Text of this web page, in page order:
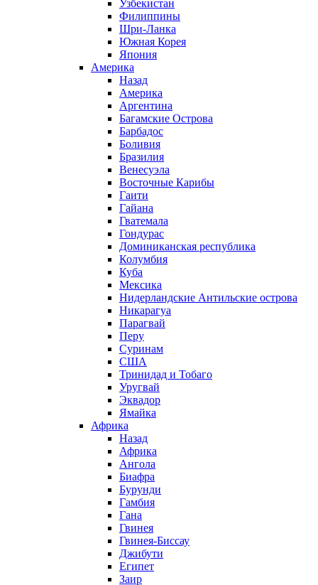
Узбекистан
Филиппины
Шри-Ланка
Южная Корея
Япония
Америка
Назад
Америка
Аргентина
Багамские Острова
Барбадос
Боливия
Бразилия
Венесуэла
Восточные Карибы
Гаити
Гайана
Гватемала
Гондурас
Доминиканская республика
Колумбия
Куба
Мексика
Нидерландские Антильские острова
Никарагуа
Парагвай
Перу
Суринам
США
Тринидад и Тобаго
Уругвай
Эквадор
Ямайка
Африка
Назад
Африка
Ангола
Биафра
Бурунди
Гамбия
Гана
Гвинея
Гвинея-Биссау
Джибути
Египет
Заир